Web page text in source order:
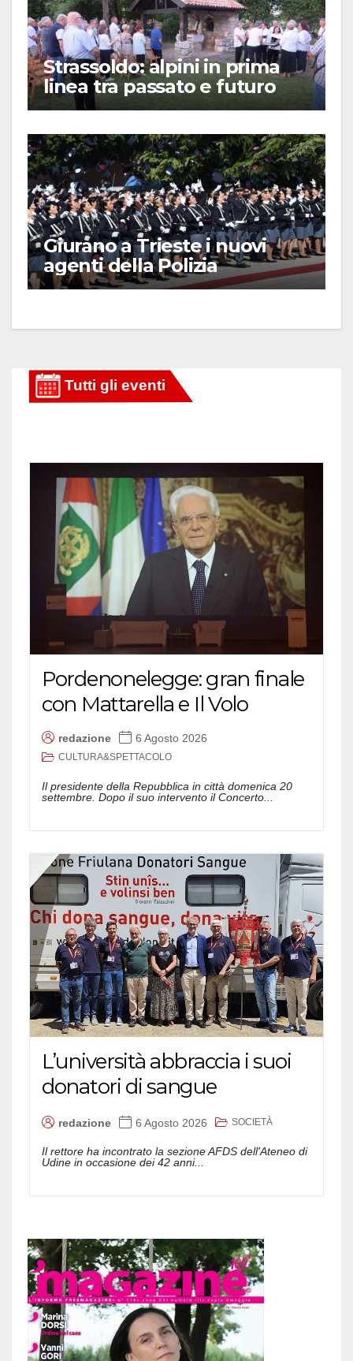
Strassoldo: alpini in prima
linea tra passato e futuro
Giurano a Trieste i nuovi
agenti della Polizia
Pordenonelegge: gran finale
con Mattarella e Il Volo
redazione 6 Agosto 2026
CULTURA&SPETTACOLO
Il presidente della Repubblica in città domenica 20
settembre. Dopo il suo intervento il Concerto...
L’università abbraccia i suoi
donatori di sangue
redazione 6 Agosto 2026 SOCIETÀ
Il rettore ha incontrato la sezione AFDS dell'Ateneo di
Udine in occasione dei 42 anni...